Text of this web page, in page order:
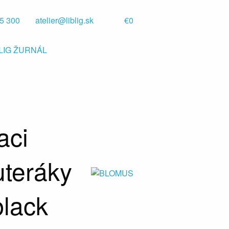
300 atelier@liblig.sk €0
ŽURNÁL